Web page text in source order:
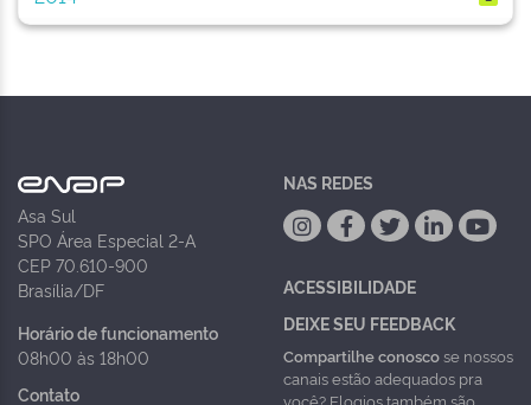
Asa Sul
SPO Área Especial 2-A
CEP 70.610-900
Brasília/DF
Horário de funcionamento
08h00 às 18h00
Contato
NAS REDES
ACESSIBILIDADE
DEIXE SEU FEEDBACK
Compartilhe conoscose nossos
canais estão adequados pra
você? Elogios também são